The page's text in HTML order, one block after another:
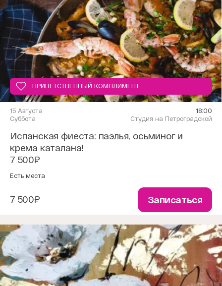
ПРИВЕТСТВЕННЫЙ КОМПЛИМЕНТ
15 Августа
Суббота
18:00
Студия на Петроградской
Испанская фиеста: паэлья, осьминог и
крема каталана!
7 500₽
Есть места
7 500₽ Записаться